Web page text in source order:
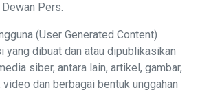
Pers.
(User Generated Content)
yang dibuat dan atau dipublikasikan
siber, antara lain, artikel, gambar,
video dan berbagai bentuk unggahan